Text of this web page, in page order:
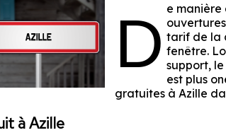
D e manière
tarif de la
fenêtre.
support,
est plus
gratuites à Azille
à Azille